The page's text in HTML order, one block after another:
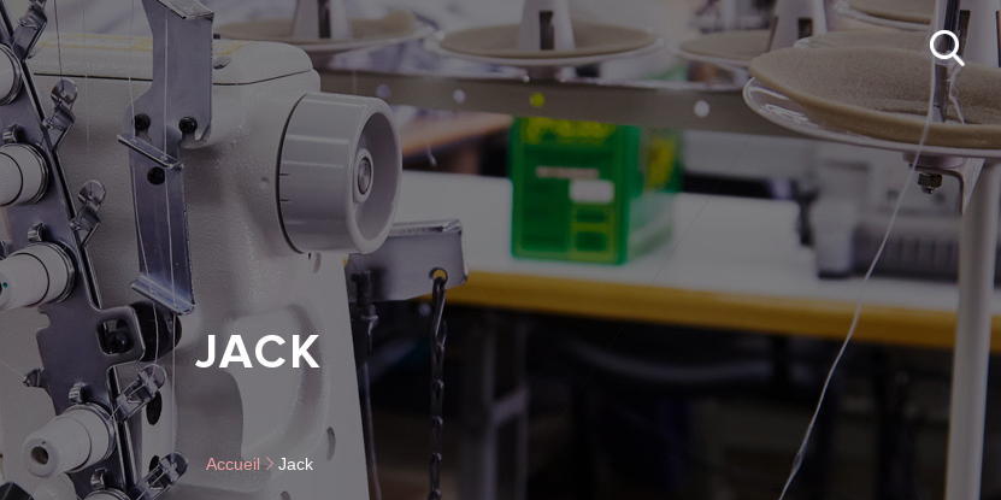
JACK
Accueil Jack